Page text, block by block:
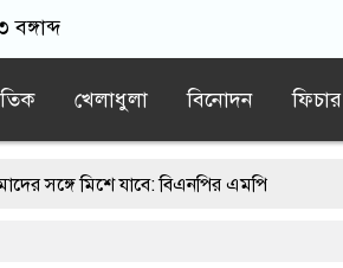
খেলাধুলা বিনোদন ফিচার
যাবে: বিএনপির এমপি